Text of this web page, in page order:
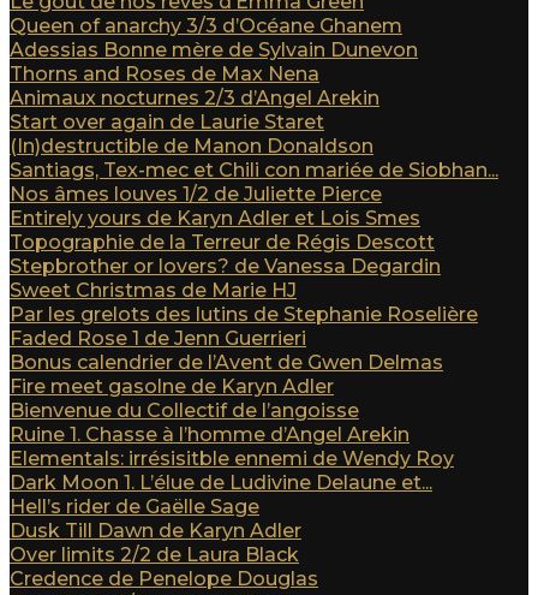
Queen of anarchy 3/3 d’Océane Ghanem
Adessias Bonne mère de Sylvain Dunevon
Thorns and Roses de Max Nena
Animaux nocturnes 2/3 d’Angel Arekin
Start over again de Laurie Staret
(In)destructible de Manon Donaldson
Santiags, Tex-mec et Chili con mariée de Siobhan...
Nos âmes louves 1/2 de Juliette Pierce
Entirely yours de Karyn Adler et Lois Smes
Topographie de la Terreur de Régis Descott
Stepbrother or lovers? de Vanessa Degardin
Sweet Christmas de Marie HJ
Par les grelots des lutins de Stephanie Roselière
Faded Rose 1 de Jenn Guerrieri
Bonus calendrier de l’Avent de Gwen Delmas
Fire meet gasolne de Karyn Adler
Bienvenue du Collectif de l’angoisse
Ruine 1. Chasse à l’homme d’Angel Arekin
Elementals: irrésisitble ennemi de Wendy Roy
Dark Moon 1. L’élue de Ludivine Delaune et...
Hell’s rider de Gaëlle Sage
Dusk Till Dawn de Karyn Adler
Over limits 2/2 de Laura Black
Credence de Penelope Douglas